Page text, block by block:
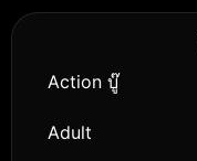
Action บู๊
Adult